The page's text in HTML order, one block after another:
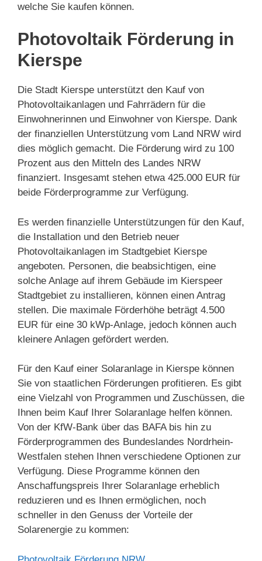
welche Sie kaufen können.
Photovoltaik Förderung in
Kierspe
Die Stadt Kierspe unterstützt den Kauf von
Photovoltaikanlagen und Fahrrädern für die
Einwohnerinnen und Einwohner von Kierspe. Dank
der finanziellen Unterstützung vom Land NRW wird
dies möglich gemacht. Die Förderung wird zu 100
Prozent aus den Mitteln des Landes NRW
finanziert. Insgesamt stehen etwa 425.000 EUR für
beide Förderprogramme zur Verfügung.
Es werden finanzielle Unterstützungen für den Kauf,
die Installation und den Betrieb neuer
Photovoltaikanlagen im Stadtgebiet Kierspe
angeboten. Personen, die beabsichtigen, eine
solche Anlage auf ihrem Gebäude im Kierspeer
Stadtgebiet zu installieren, können einen Antrag
stellen. Die maximale Förderhöhe beträgt 4.500
EUR für eine 30 kWp-Anlage, jedoch können auch
kleinere Anlagen gefördert werden.
Für den Kauf einer Solaranlage in Kierspe können
Sie von staatlichen Förderungen profitieren. Es gibt
eine Vielzahl von Programmen und Zuschüssen, die
Ihnen beim Kauf Ihrer Solaranlage helfen können.
Von der KfW-Bank über das BAFA bis hin zu
Förderprogrammen des Bundeslandes Nordrhein-
Westfalen stehen Ihnen verschiedene Optionen zur
Verfügung. Diese Programme können den
Anschaffungspreis Ihrer Solaranlage erheblich
reduzieren und es Ihnen ermöglichen, noch
schneller in den Genuss der Vorteile der
Solarenergie zu kommen: